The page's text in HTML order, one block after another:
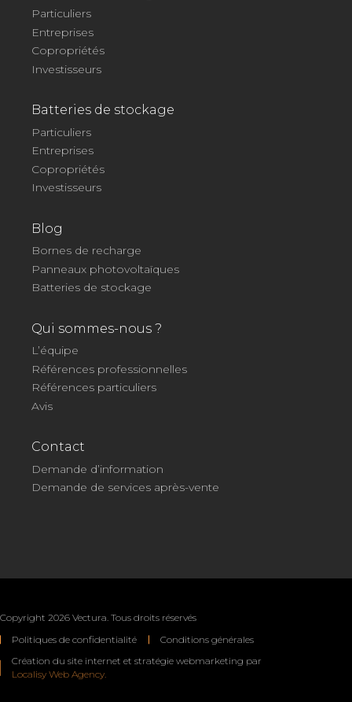
Particuliers
Entreprises
Copropriétés
Investisseurs
Batteries de stockage
Particuliers
Entreprises
Copropriétés
Investisseurs
Blog
Bornes de recharge
Panneaux photovoltaïques
Batteries de stockage
Qui sommes-nous ?
L’équipe
Références professionnelles
Références particuliers
Avis
Contact
Demande d’information
Demande de services après-vente
Copyright 2026 Vectura. Tous droits réservés
Politiques de confidentialité
Conditions générales
Création du site internet et stratégie webmarketing par
Localisy Web Agency.